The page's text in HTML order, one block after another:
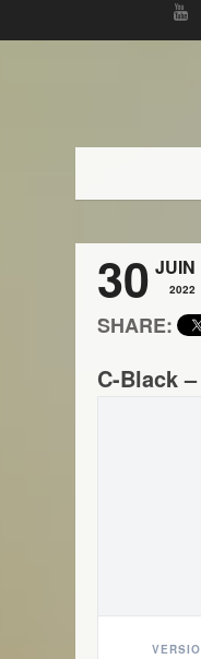
30 JUIN
2022
SHARE:
C-Black